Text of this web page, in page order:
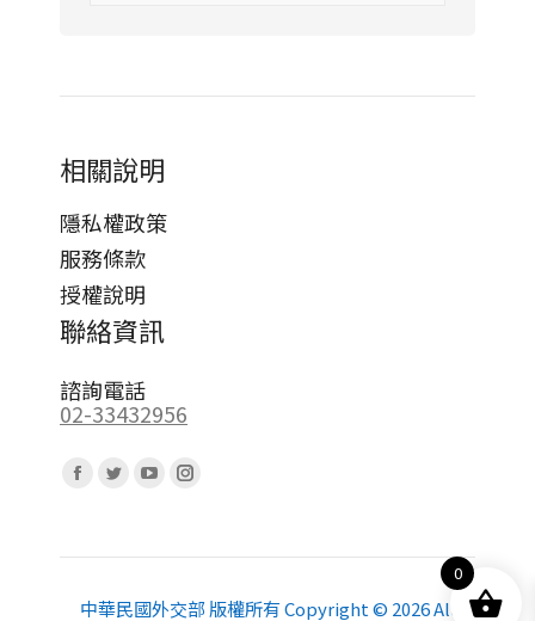
相關說明
隱私權政策
服務條款
授權說明
聯絡資訊
諮詢電話
02-33432956
Facebook
opens
new
Twitter
opens
new
YouTube
opens
new
Instagram
opens
new
中華民國外交部 版權所有 Copyright © 2026 All
0